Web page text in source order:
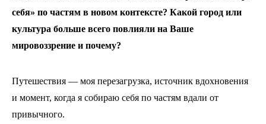
себя» по частям в новом контексте? Какой город или
культура больше всего повлияли на Ваше
мировоззрение и почему?
Путешествия — моя перезагрузка, источник вдохновения
и момент, когда я собираю себя по частям вдали от
привычного.